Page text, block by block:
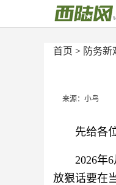
首页 > 防务新
来源：小鸟
先给各
2026年
放狠话要在